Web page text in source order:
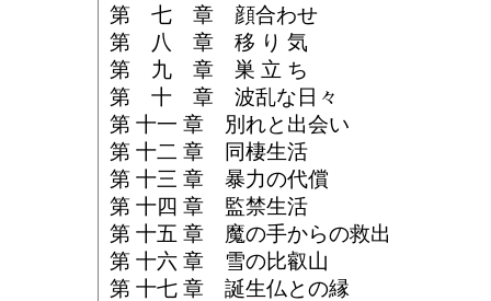
第 七 章 顔合わせ
第 八 章 移 り 気
第 九 章 巣 立 ち
第 十 章 波乱な日々
第 十一 章 別れと出会い
第 十二 章 同棲生活
第 十三 章 暴力の代償
第 十四 章 監禁生活
第 十五 章 魔の手からの救出
第 十六 章 雪の比叡山
第 十七 章 誕生仏との縁